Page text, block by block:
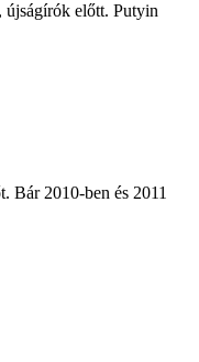
újságírók előtt. Putyin
Bár 2010-ben és 2011